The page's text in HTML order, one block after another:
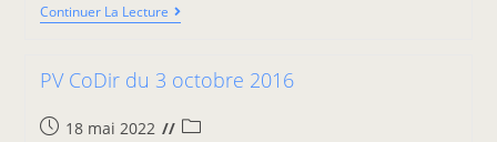
Continuer La Lecture
PV CoDir du 3 octobre 2016
18 mai 2022